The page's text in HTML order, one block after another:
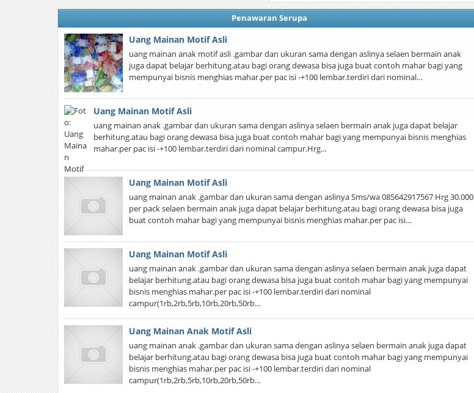
Penawaran Serupa
Uang Mainan Motif Asli
uang mainan anak motif asli .gambar dan ukuran sama dengan aslinya selaen bermain anak
juga dapat belajar berhitung.atau bagi orang dewasa bisa juga buat contoh mahar bagi yang
mempunyai bisnis menghias mahar.per pac isi -+100 lembar.terdiri dari nominal…
Uang Mainan Motif Asli
uang mainan anak .gambar dan ukuran sama dengan aslinya selaen bermain anak juga dapat belajar
berhitung.atau bagi orang dewasa bisa juga buat contoh mahar bagi yang mempunyai bisnis menghias
mahar.per pac isi -+100 lembar.terdiri dari nominal campur.Hrg…
Uang Mainan Motif Asli
uang mainan anak .gambar dan ukuran sama dengan aslinya Sms/wa 085642917567 Hrg 30.000
per pack selaen bermain anak juga dapat belajar berhitung.atau bagi orang dewasa bisa juga
buat contoh mahar bagi yang mempunyai bisnis menghias mahar.per pac isi…
Uang Mainan Motif Asli
uang mainan anak .gambar dan ukuran sama dengan aslinya selaen bermain anak juga dapat
belajar berhitung.atau bagi orang dewasa bisa juga buat contoh mahar bagi yang mempunyai
bisnis menghias mahar.per pac isi -+100 lembar.terdiri dari nominal
campur(1rb,2rb,5rb,10rb,20rb,50rb…
Uang Mainan Anak Motif Asli
uang mainan anak .gambar dan ukuran sama dengan aslinya selaen bermain anak juga dapat
belajar berhitung.atau bagi orang dewasa bisa juga buat contoh mahar bagi yang mempunyai
bisnis menghias mahar.per pac isi -+100 lembar.terdiri dari nominal
campur(1rb,2rb,5rb,10rb,20rb,50rb…